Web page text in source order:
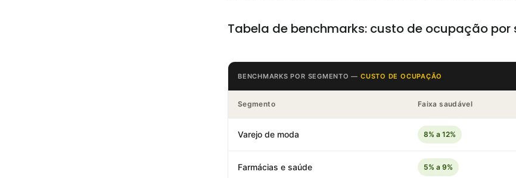
Tabela de benchmarks: custo de ocupação por
BENCHMARKS POR SEGMENTO —CUSTO DE OCUPAÇÃO
Segmento Faixa saudável
Varejo de moda 8% a 12%
Farmácias e saúde 5% a 9%